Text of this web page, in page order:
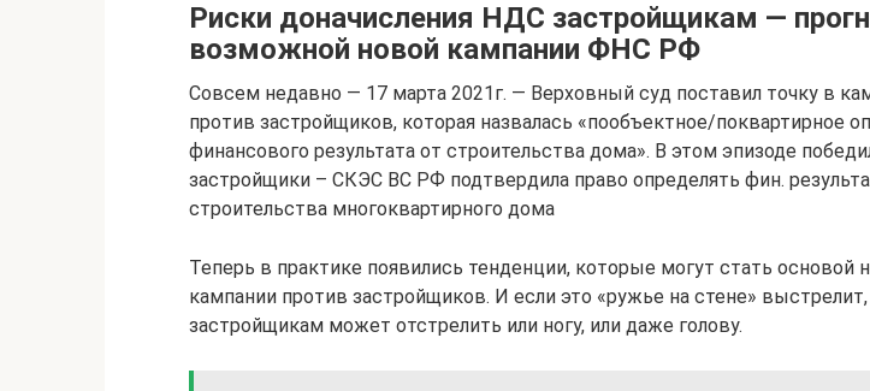
Риски доначисления НДС застройщикам —
возможной новой кампании ФНС РФ
Совсем недавно — 17 марта 2021г. — Верховный суд поставил точку в
против застройщиков, которая назвалась «пообъектное/поквартирное
финансового результата от строительства дома». В этом эпизоде
застройщики – СКЭС ВС РФ подтвердила право определять фин.
строительства многоквартирного дома
Теперь в практике появились тенденции, которые могут стать основой
кампании против застройщиков. И если это «ружье на стене»
застройщикам может отстрелить или ногу, или даже голову.